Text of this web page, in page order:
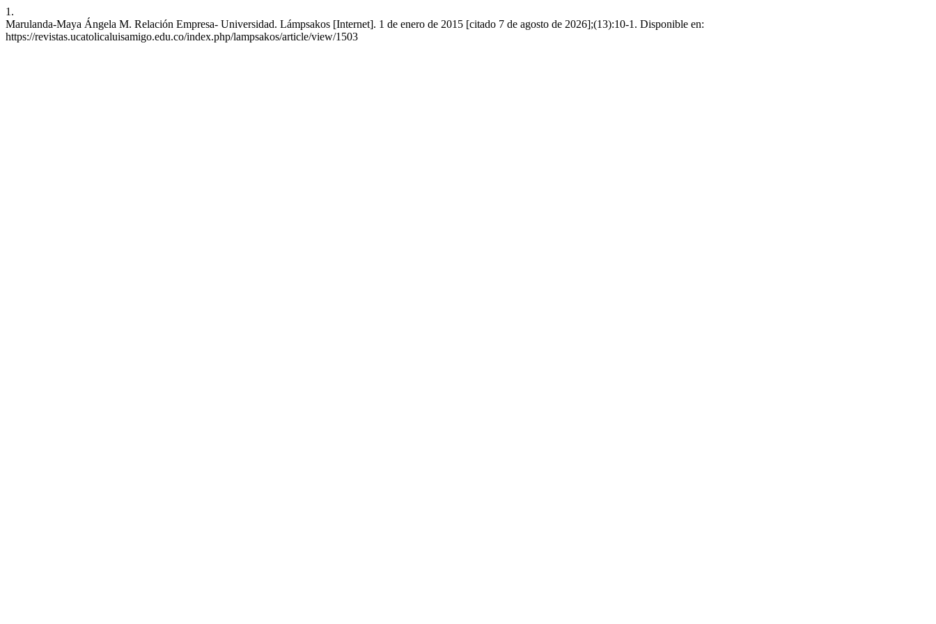
1.
Marulanda-Maya Ángela M. Relación Empresa- Universidad. Lámpsakos [Internet]. 1 de enero de 2015 [citado 7 de agosto de 2026];(13):10-1. Disponible en:
https://revistas.ucatolicaluisamigo.edu.co/index.php/lampsakos/article/view/1503